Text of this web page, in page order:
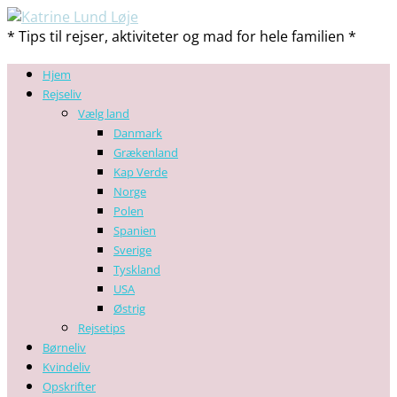
* Tips til rejser, aktiviteter og mad for hele familien *
Hjem
Rejseliv
Vælg land
Danmark
Grækenland
Kap Verde
Norge
Polen
Spanien
Sverige
Tyskland
USA
Østrig
Rejsetips
Børneliv
Kvindeliv
Opskrifter